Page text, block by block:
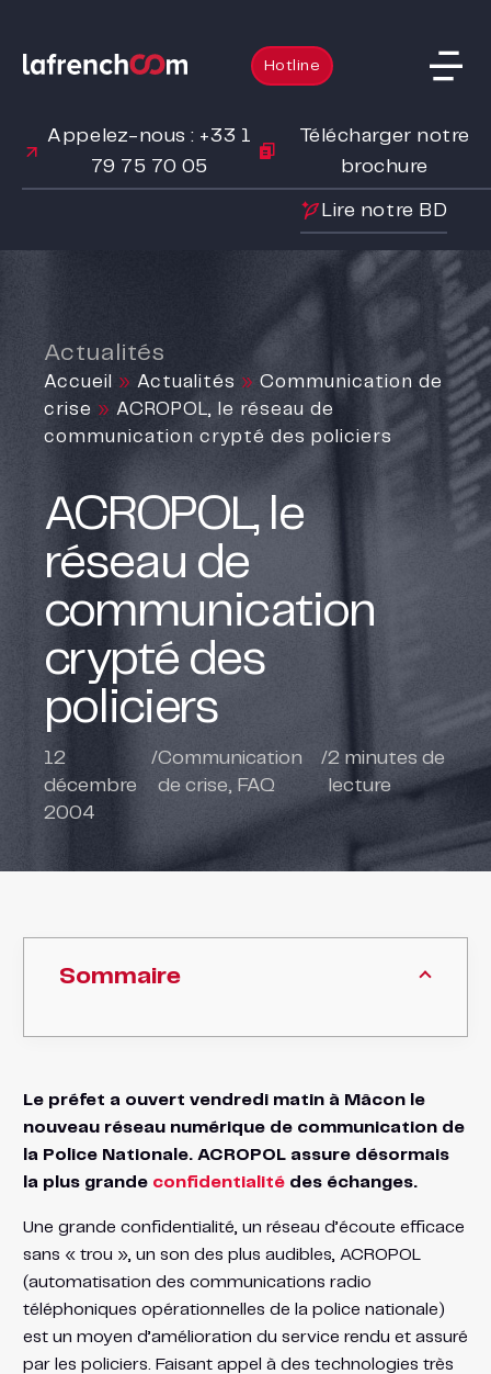
Hotline
Appelez-nous : +33 1
79 75 70 05
Télécharger notre
brochure
Lire notre BD
Actualités
Accueil » Actualités » Communication de
crise » ACROPOL, le réseau de
communication crypté des policiers
ACROPOL, le
réseau de
communication
crypté des
policiers
12
décembre
2004
/Communication
de crise, FAQ
/2 minutes de
lecture
Sommaire
Le préfet a ouvert vendredi matin à Mâcon le
nouveau réseau numérique de communication de
la Police Nationale. ACROPOL assure désormais
la plus grande confidentialitédes échanges.
Une grande confidentialité, un réseau d’écoute efficace
sans « trou », un son des plus audibles, ACROPOL
(automatisation des communications radio
téléphoniques opérationnelles de la police nationale)
est un moyen d’amélioration du service rendu et assuré
par les policiers. Faisant appel à des technologies très